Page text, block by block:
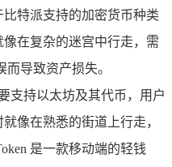
特派支持的加密货币种类
在复杂的迷宫中行走，需
导致资产损失。
支持以太坊及其代币，用户
像在熟悉的街道上行走，
是一款移动端的轻钱